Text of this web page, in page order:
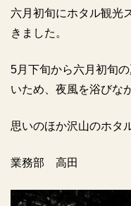
六月初旬にホタル観光
きました。
5月下旬から六月初旬
いため、夜風を浴びな
思いのほか沢山のホタ
業務部 高田